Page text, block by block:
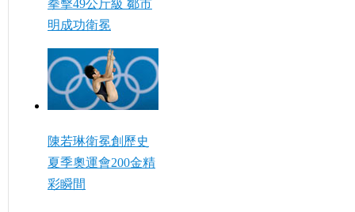
拳擊49公斤級 鄒市
明成功衛冕
陳若琳衛冕創歷史
夏季奧運會200金精
彩瞬間